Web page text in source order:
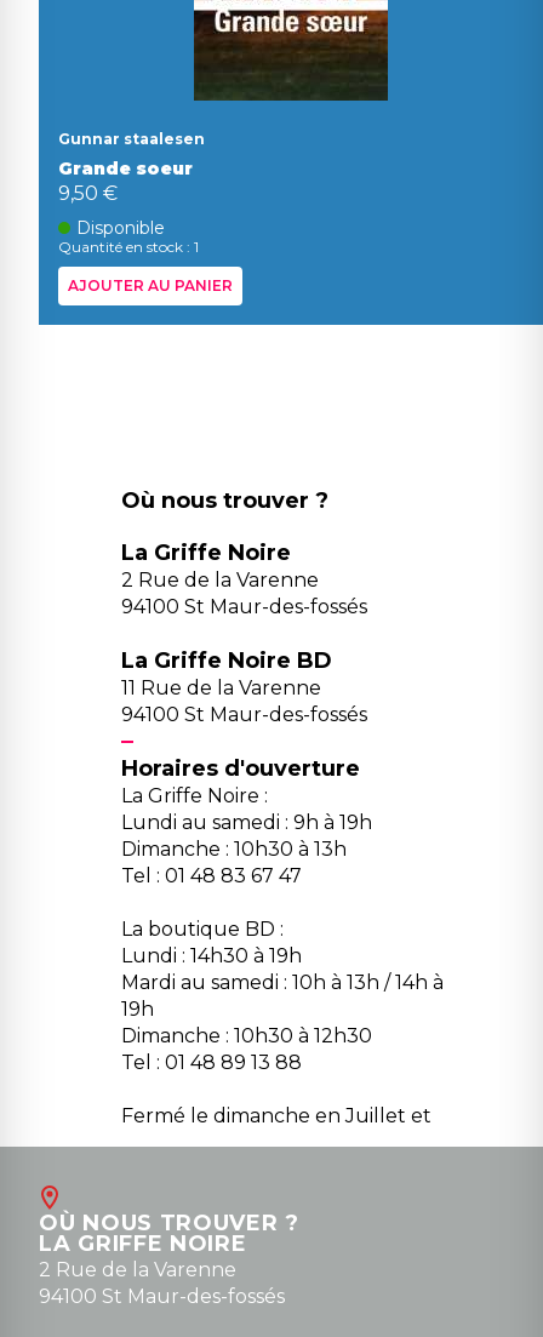
Gunnar staalesen
Grande soeur
9,50 €
Disponible
Quantité en stock : 1
AJOUTER AU PANIER
Où nous trouver ?
La Griffe Noire
2 Rue de la Varenne
94100 St Maur-des-fossés
La Griffe Noire BD
11 Rue de la Varenne
94100 St Maur-des-fossés
Horaires d'ouverture
La Griffe Noire :
Lundi au samedi : 9h à 19h
Dimanche : 10h30 à 13h
Tel : 01 48 83 67 47
La boutique BD :
Lundi : 14h30 à 19h
Mardi au samedi : 10h à 13h / 14h à
19h
Dimanche : 10h30 à 12h30
Tel : 01 48 89 13 88
Fermé le dimanche en Juillet et
Août
contact@la-griffe-noire.com
0148836747
OÙ NOUS TROUVER ?
LA GRIFFE NOIRE
2 Rue de la Varenne
94100 St Maur-des-fossés